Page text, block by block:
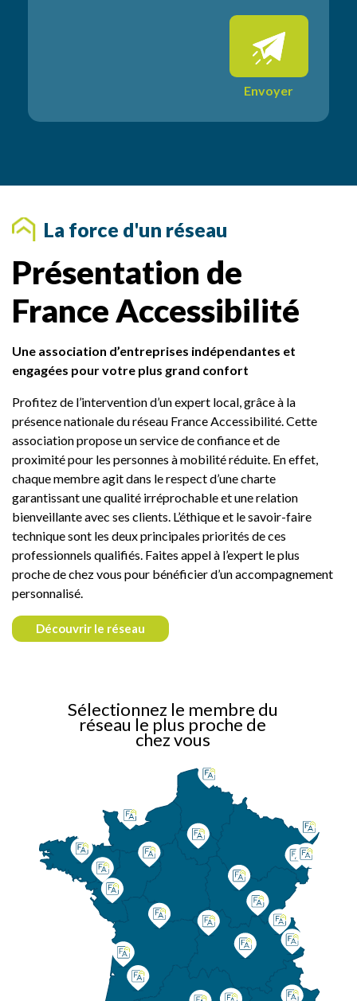
Envoyer
La force d'un réseau
Présentation de
France Accessibilité
Une association d’entreprises indépendantes et
engagées pour votre plus grand confort
Profitez de l’intervention d’un expert local, grâce à la
présence nationale du réseau France Accessibilité. Cette
association propose un service de confiance et de
proximité pour les personnes à mobilité réduite. En effet,
chaque membre agit dans le respect d’une charte
garantissant une qualité irréprochable et une relation
bienveillante avec ses clients. L’éthique et le savoir-faire
technique sont les deux principales priorités de ces
professionnels qualifiés. Faites appel à l’expert le plus
proche de chez vous pour bénéficier d’un accompagnement
personnalisé.
Découvrir le réseau
Sélectionnez le membre du
réseau le plus proche de
chez vous